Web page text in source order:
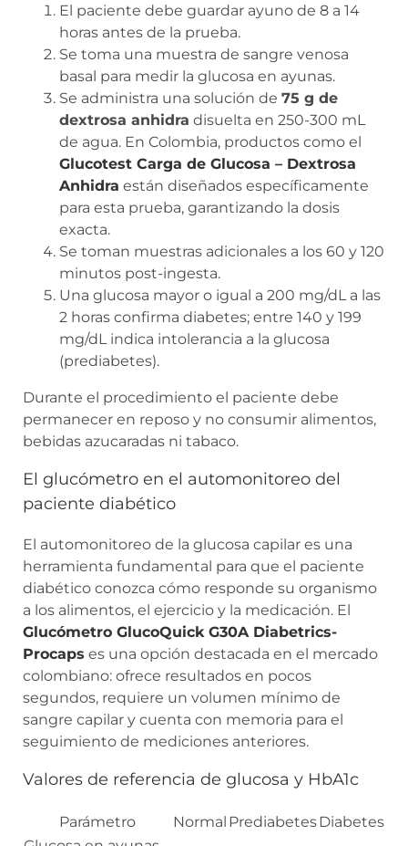
El paciente debe guardar ayuno de 8 a 14
horas antes de la prueba.
Se toma una muestra de sangre venosa
basal para medir la glucosa en ayunas.
Se administra una solución de 75 g de
dextrosa anhidra disuelta en 250-300 mL
de agua. En Colombia, productos como el
Glucotest Carga de Glucosa – Dextrosa
Anhidra están diseñados específicamente
para esta prueba, garantizando la dosis
exacta.
Se toman muestras adicionales a los 60 y 120
minutos post-ingesta.
Una glucosa mayor o igual a 200 mg/dL a las
2 horas confirma diabetes; entre 140 y 199
mg/dL indica intolerancia a la glucosa
(prediabetes).
Durante el procedimiento el paciente debe
permanecer en reposo y no consumir alimentos,
bebidas azucaradas ni tabaco.
El glucómetro en el automonitoreo del
paciente diabético
El automonitoreo de la glucosa capilar es una
herramienta fundamental para que el paciente
diabético conozca cómo responde su organismo
a los alimentos, el ejercicio y la medicación. El
Glucómetro GlucoQuick G30A Diabetrics-
Procaps es una opción destacada en el mercado
colombiano: ofrece resultados en pocos
segundos, requiere un volumen mínimo de
sangre capilar y cuenta con memoria para el
seguimiento de mediciones anteriores.
Valores de referencia de glucosa y HbA1c
Parámetro Normal PrediabetesDiabetes